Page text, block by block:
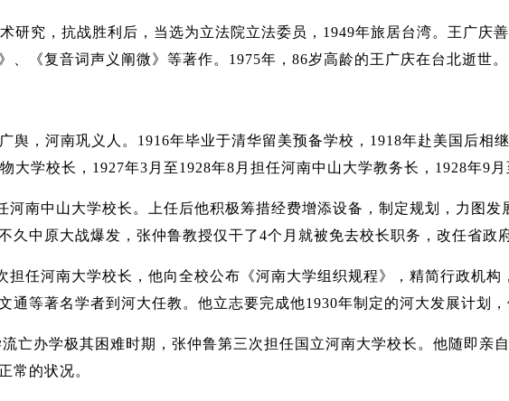
研究，抗战胜利后，当选为立法院立法委员，1949年旅居台湾。王广
、《复音词声义阐微》等著作。1975年，86岁高龄的王广庆在台北逝世。
舆，河南巩义人。1916年毕业于清华留美预备学校，1918年赴美国后
大学校长，1927年3月至1928年8月担任河南中山大学教务长，1928年9
河南中山大学校长。上任后他积极筹措经费增添设备，制定规划，力图
久中原大战爆发，张仲鲁教授仅干了4个月就被免去校长职务，改任省
担任河南大学校长，他向全校公布《河南大学组织规程》，精简行政机
通等著名学者到河大任教。他立志要完成他1930年制定的河大发展计划
亡办学极其困难时期，张仲鲁第三次担任国立河南大学校长。他随即
常的状况。